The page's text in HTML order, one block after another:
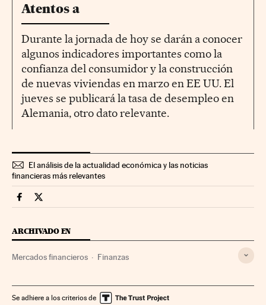
Atentos a
Durante la jornada de hoy se darán a conocer
algunos indicadores importantes como la
confianza del consumidor y la construcción
de nuevas viviendas en marzo en EE UU. El
jueves se publicará la tasa de desempleo en
Alemania, otro dato relevante.
El análisis de la actualidad económica y las noticias
financieras más relevantes
Mercados Financieros Cinco Días en Facebook
Mercados Financieros Cinco Días en Twitter
ARCHIVADO EN
Mercados financieros Finanzas
Se adhiere a los criterios de